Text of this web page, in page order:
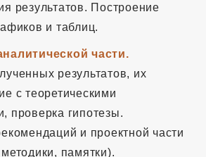
результатов. Построение
и таблиц.
части.
результатов, их
с теоретическими
проверка гипотезы.
и проектной части
памятки).